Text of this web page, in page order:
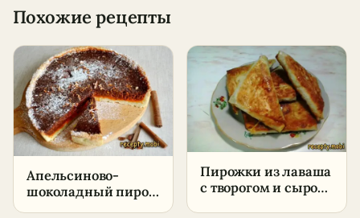
Похожие рецепты
Апельсиново-
шоколадный пирог
Пирожки из лаваша
с творогом и сыром